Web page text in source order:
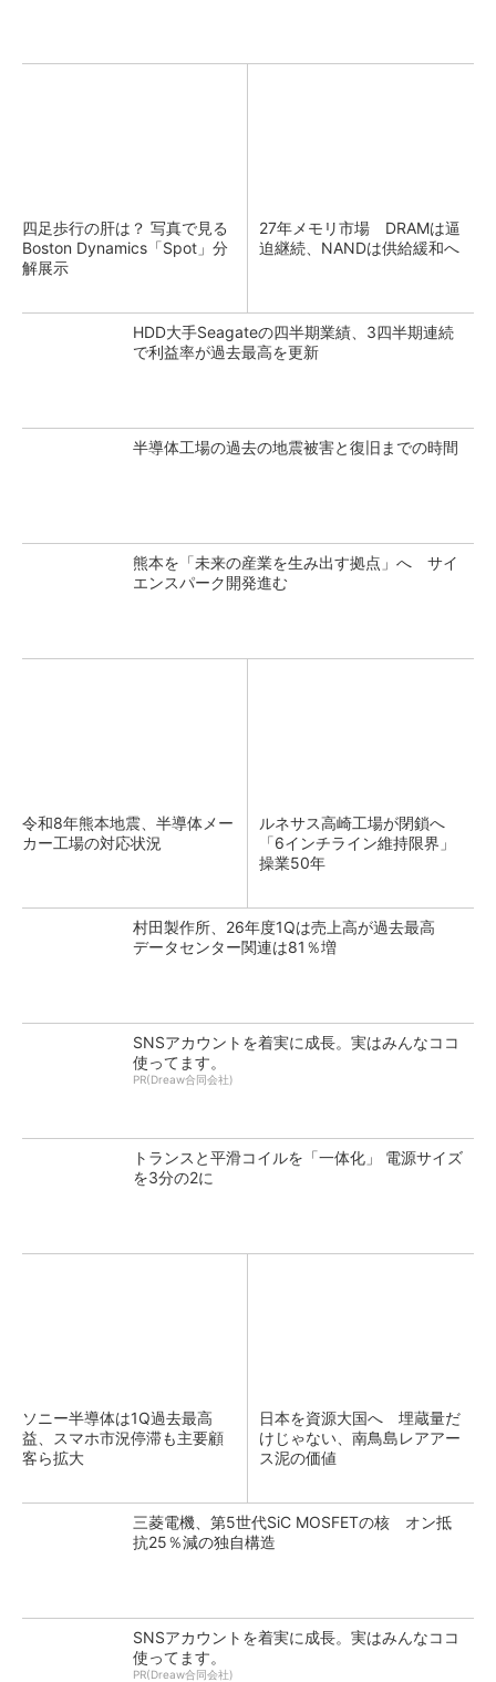
四足歩行の肝は？ 写真で見る
Boston Dynamics「Spot」分
解展示
27年メモリ市場 DRAMは逼
迫継続、NANDは供給緩和へ
HDD大手Seagateの四半期業績、3四半期連続
で利益率が過去最高を更新
半導体工場の過去の地震被害と復旧までの時間
熊本を「未来の産業を生み出す拠点」へ サイ
エンスパーク開発進む
令和8年熊本地震、半導体メー
カー工場の対応状況
ルネサス高崎工場が閉鎖へ
「6インチライン維持限界」
操業50年
村田製作所、26年度1Qは売上高が過去最高
データセンター関連は81％増
SNSアカウントを着実に成長。実はみんなココ
使ってます。
PR(Dreaw合同会社)
トランスと平滑コイルを「一体化」 電源サイズ
を3分の2に
ソニー半導体は1Q過去最高
益、スマホ市況停滞も主要顧
客ら拡大
日本を資源大国へ 埋蔵量だ
けじゃない、南鳥島レアアー
ス泥の価値
三菱電機、第5世代SiC MOSFETの核 オン抵
抗25％減の独自構造
SNSアカウントを着実に成長。実はみんなココ
使ってます。
PR(Dreaw合同会社)